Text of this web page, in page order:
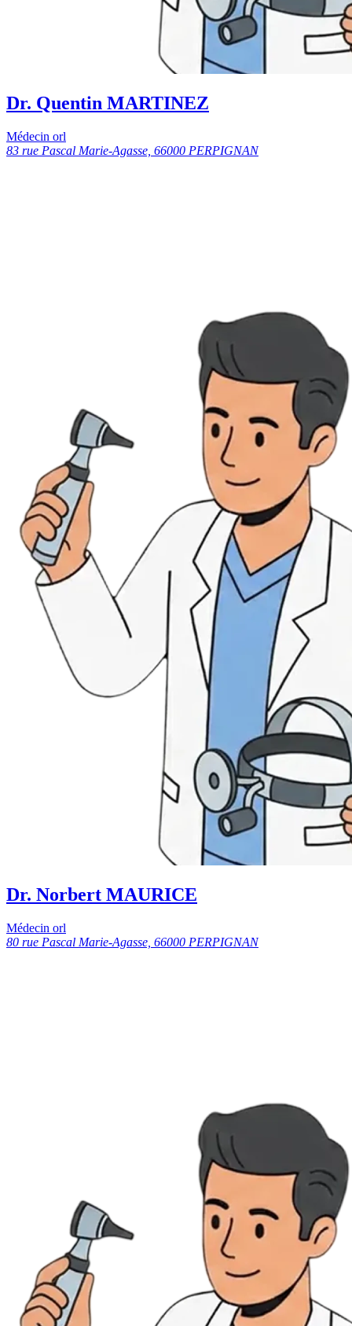
Dr. Quentin MARTINEZ
Médecin orl
83 rue Pascal Marie-Agasse, 66000 PERPIGNAN
Dr. Norbert MAURICE
Médecin orl
80 rue Pascal Marie-Agasse, 66000 PERPIGNAN